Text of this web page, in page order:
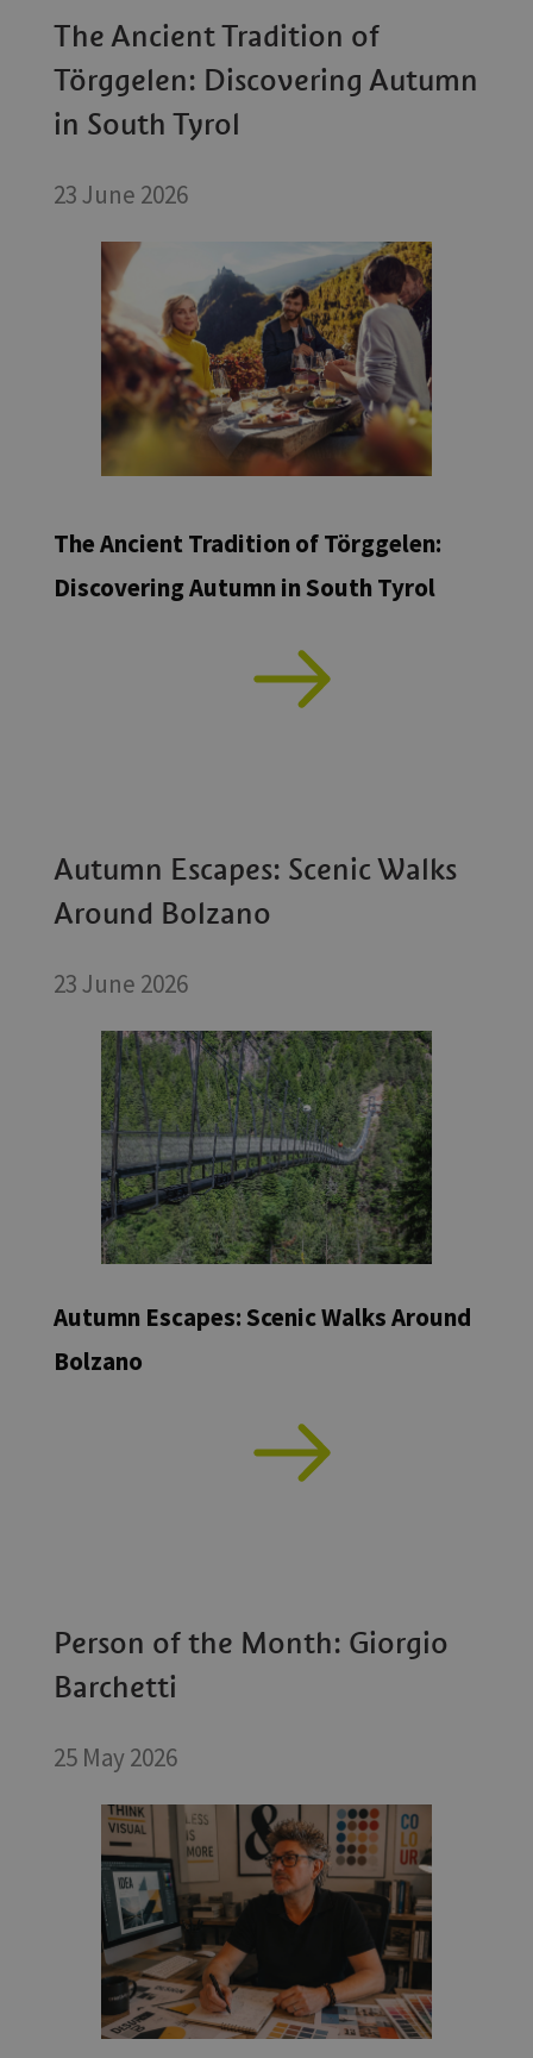
The Ancient Tradition of
Törggelen: Discovering Autumn
in South Tyrol
23 June 2026
The Ancient Tradition of Törggelen:
Discovering Autumn in South Tyrol
Autumn Escapes: Scenic Walks
Around Bolzano
23 June 2026
Autumn Escapes: Scenic Walks Around
Bolzano
Person of the Month: Giorgio
Barchetti
25 May 2026